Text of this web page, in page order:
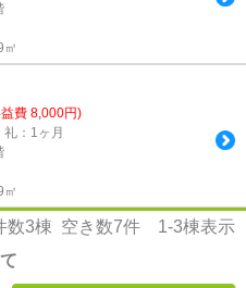
㎡
費 8,000円)
：1ヶ月
㎡
数3棟 空き数7件 1-3棟表示